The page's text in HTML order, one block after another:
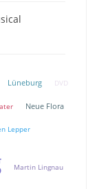
Lüneburg DVD
Neue Flora
Lepper
Martin Lingnau